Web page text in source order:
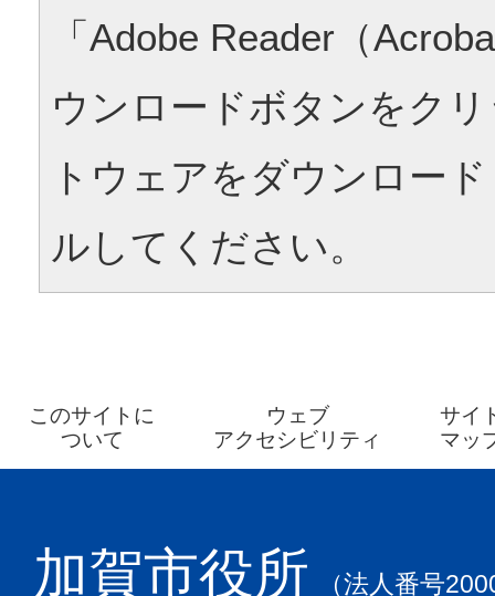
「Adobe Reader（
ウンロードボタンをク
トウェアをダウンロー
ルしてください。
このサイトに
ついて
ウェブ
アクセシビリティ
サイ
マッ
加賀市役所 （法人番号